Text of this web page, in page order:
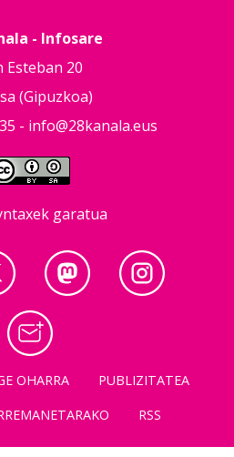
- Infosare
Esteban 20
(Gipuzkoa)
- info@28kanala.eus
garatua
OHARRA
PUBLIZITATEA
RSS